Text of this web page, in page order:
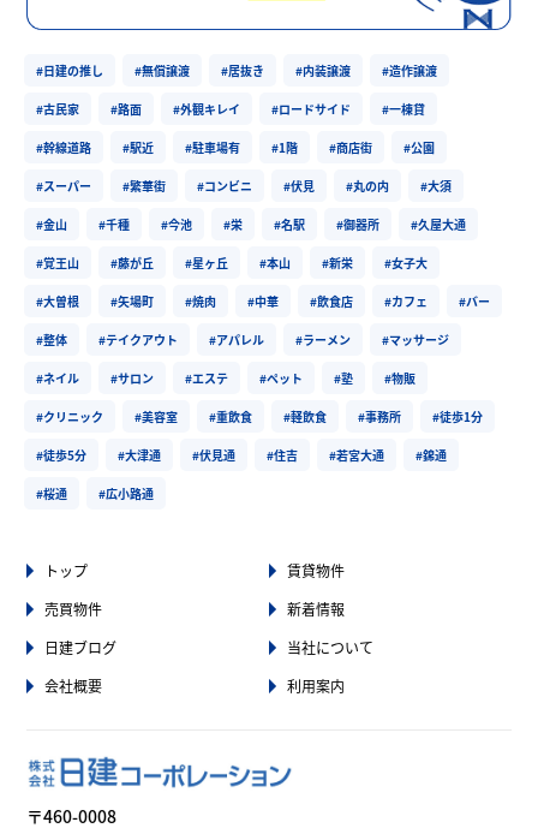
#日建の推し #無償譲渡 #居抜き #内装譲渡 #造作譲渡
#古民家 #路面 #外観キレイ #ロードサイド #一棟貸
#幹線道路 #駅近 #駐車場有 #1階 #商店街 #公園
#スーパー #繁華街 #コンビニ #伏見 #丸の内 #大須
#金山 #千種 #今池 #栄 #名駅 #御器所 #久屋大通
#覚王山 #藤が丘 #星ヶ丘 #本山 #新栄 #女子大
#大曽根 #矢場町 #焼肉 #中華 #飲食店 #カフェ #バー
#整体 #テイクアウト #アパレル #ラーメン #マッサージ
#ネイル #サロン #エステ #ペット #塾 #物販
#クリニック #美容室 #重飲食 #軽飲食 #事務所 #徒歩1分
#徒歩5分 #大津通 #伏見通 #住吉 #若宮大通 #錦通
#桜通 #広小路通
トップ
賃貸物件
売買物件
新着情報
日建ブログ
当社について
会社概要
利用案内
〒460-0008